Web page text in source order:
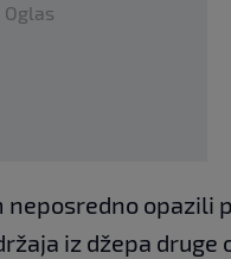
Oglas
opazili
iz džepa druge